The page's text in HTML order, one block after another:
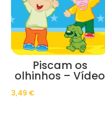
Piscam os
olhinhos – Vídeo
3,49 €